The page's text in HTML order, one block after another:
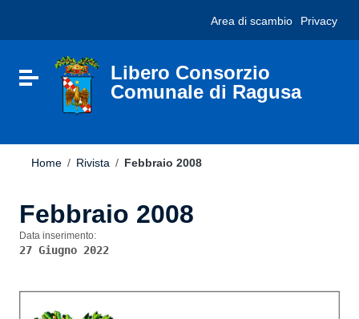
sito
include
Vai al footer
Area di scambio Privacy
Attiva / disattiva la navigazione
Libero Consorzio
Comunale di Ragusa
Home / Rivista / Febbraio 2008
Febbraio 2008
Data inserimento:
27 Giugno 2022